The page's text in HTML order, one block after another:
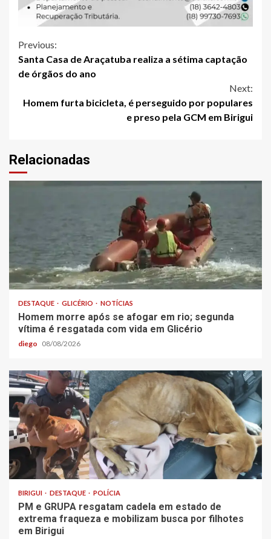
Continue
Reading
Previous:
Santa Casa de Araçatuba realiza a sétima captação
de órgãos do ano
Next:
Homem furta bicicleta, é perseguido por populares
e preso pela GCM em Birigui
Relacionadas
DESTAQUE GLICÉRIO NOTÍCIAS
Homem morre após se afogar em rio; segunda
vítima é resgatada com vida em Glicério
diego 08/08/2026
BIRIGUI DESTAQUE POLÍCIA
PM e GRUPA resgatam cadela em estado de
extrema fraqueza e mobilizam busca por filhotes
em Birigui